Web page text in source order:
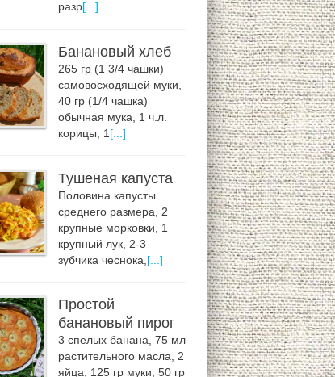
разр[...]
Банановый хлеб
265 гр (1 3/4 чашки)
самовосходящей муки,
40 гр (1/4 чашка)
обычная мука, 1 ч.л.
корицы, 1 [...]
Тушеная капуста
Половина капусты
среднего размера, 2
крупные морковки, 1
крупный лук, 2-3
зубчика чеснока, [...]
Простой
банановый пирог
3 спелых банана, 75 мл
растительного масла, 2
яйца, 125 гр муки, 50 гр